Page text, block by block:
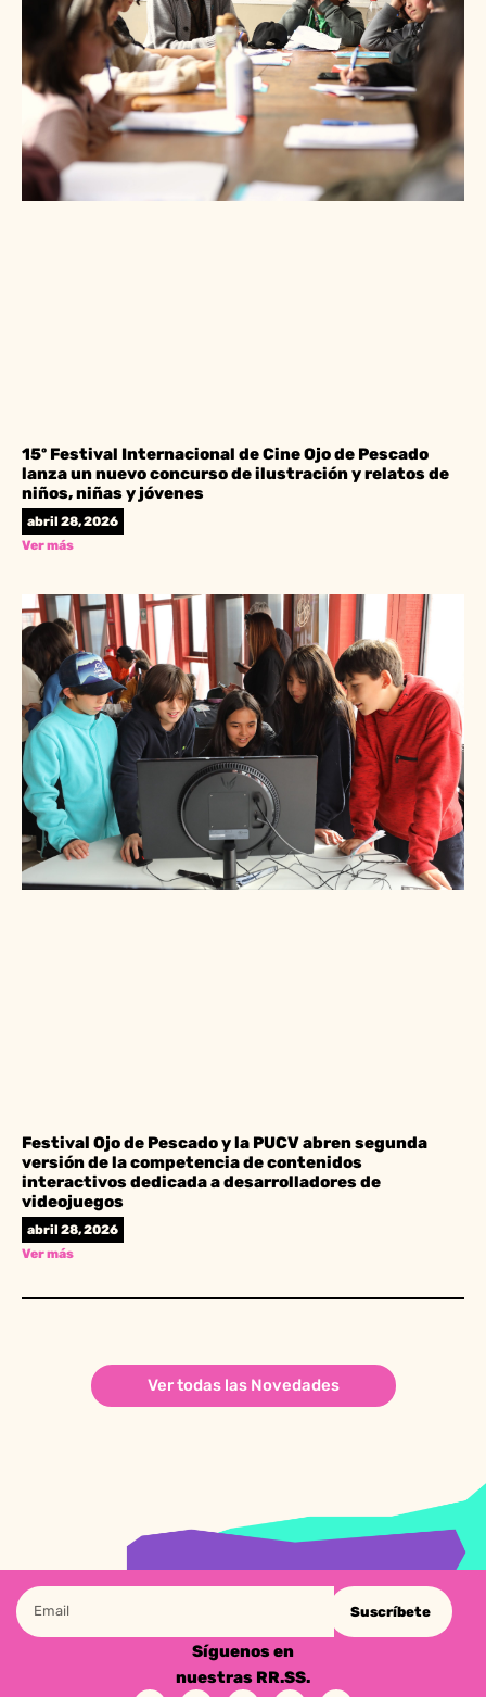
15º Festival Internacional de Cine Ojo de Pescado
lanza un nuevo concurso de ilustración y relatos de
niños, niñas y jóvenes
abril 28, 2026
Ver más
Festival Ojo de Pescado y la PUCV abren segunda
versión de la competencia de contenidos
interactivos dedicada a desarrolladores de
videojuegos
abril 28, 2026
Ver más
Ver todas las Novedades
Suscríbete
Síguenos en
nuestras RR.SS.